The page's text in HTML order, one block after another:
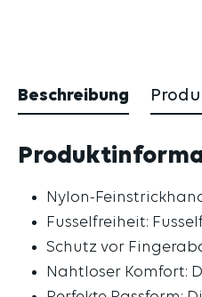
Beschreibung
Nylon-
Fusselfreiheit:
Schutz vor
Nahtloser Komfort: